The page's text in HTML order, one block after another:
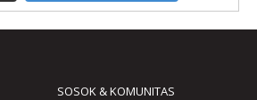
SOSOK & KOMUNITAS